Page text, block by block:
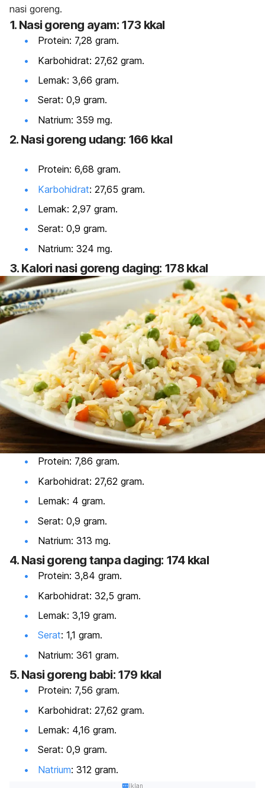
nasi goreng.
1. Nasi goreng ayam: 173 kkal
Protein: 7,28 gram.
Karbohidrat: 27,62 gram.
Lemak: 3,66 gram.
Serat: 0,9 gram.
Natrium: 359 mg.
2. Nasi goreng udang: 166 kkal
Protein: 6,68 gram.
Karbohidrat: 27,65 gram.
Lemak: 2,97 gram.
Serat: 0,9 gram.
Natrium: 324 mg.
3. Kalori nasi goreng daging: 178 kkal
Protein: 7,86 gram.
Karbohidrat: 27,62 gram.
Lemak: 4 gram.
Serat: 0,9 gram.
Natrium: 313 mg.
4. Nasi goreng tanpa daging: 174 kkal
Protein: 3,84 gram.
Karbohidrat: 32,5 gram.
Lemak: 3,19 gram.
Serat: 1,1 gram.
Natrium: 361 gram.
5. Nasi goreng babi: 179 kkal
Protein: 7,56 gram.
Karbohidrat: 27,62 gram.
Lemak: 4,16 gram.
Serat: 0,9 gram.
Natrium: 312 gram.
Iklan